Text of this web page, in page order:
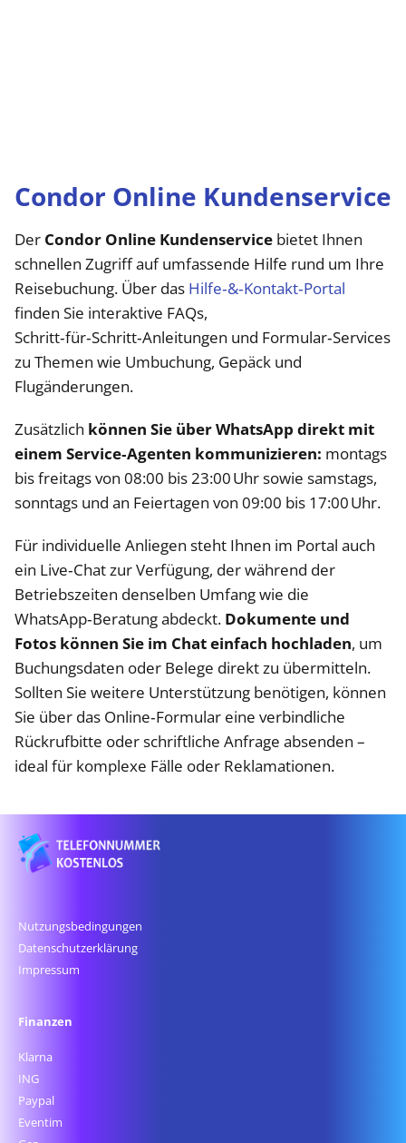
Condor Online Kundenservice
Der Condor Online Kundenservice bietet Ihnen
schnellen Zugriff auf umfassende Hilfe rund um Ihre
Reisebuchung. Über das Hilfe‑&‑Kontakt‑Portal
finden Sie interaktive FAQs,
Schritt‑für‑Schritt‑Anleitungen und Formular‑Services
zu Themen wie Umbuchung, Gepäck und
Flugänderungen.
Zusätzlich können Sie über WhatsApp direkt mit
einem Service‑Agenten kommunizieren: montags
bis freitags von 08:00 bis 23:00 Uhr sowie samstags,
sonntags und an Feiertagen von 09:00 bis 17:00 Uhr.
Für individuelle Anliegen steht Ihnen im Portal auch
ein Live‑Chat zur Verfügung, der während der
Betriebszeiten denselben Umfang wie die
WhatsApp‑Beratung abdeckt. Dokumente und
Fotos können Sie im Chat einfach hochladen, um
Buchungsdaten oder Belege direkt zu übermitteln.
Sollten Sie weitere Unterstützung benötigen, können
Sie über das Online‑Formular eine verbindliche
Rückrufbitte oder schriftliche Anfrage absenden –
ideal für komplexe Fälle oder Reklamationen.
Nutzungsbedingungen
Datenschutz­erklärung
Impressum
Finanzen
Klarna
ING
Paypal
Eventim